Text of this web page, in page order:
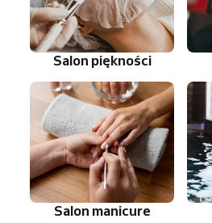
Salon piękności
Salon manicure